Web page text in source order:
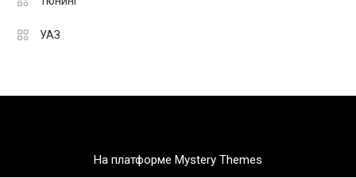
УАЗ
На платформе Mystery Themes